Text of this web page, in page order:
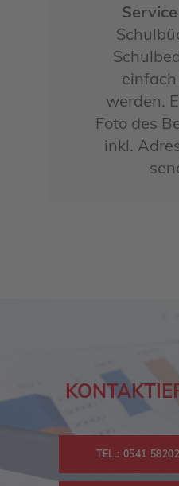
Service
werden.
Foto des
inkl.
TEL.: 0541